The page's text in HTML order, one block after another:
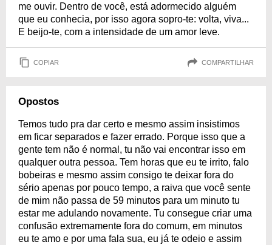
me ouvir. Dentro de você, está adormecido alguém
que eu conhecia, por isso agora sopro-te: volta, viva...
E beijo-te, com a intensidade de um amor leve.
COPIAR COMPARTILHAR
Opostos
Temos tudo pra dar certo e mesmo assim insistimos
em ficar separados e fazer errado. Porque isso que a
gente tem não é normal, tu não vai encontrar isso em
qualquer outra pessoa. Tem horas que eu te irrito, falo
bobeiras e mesmo assim consigo te deixar fora do
sério apenas por pouco tempo, a raiva que você sente
de mim não passa de 59 minutos para um minuto tu
estar me adulando novamente. Tu consegue criar uma
confusão extremamente fora do comum, em minutos
eu te amo e por uma fala sua, eu já te odeio e assim